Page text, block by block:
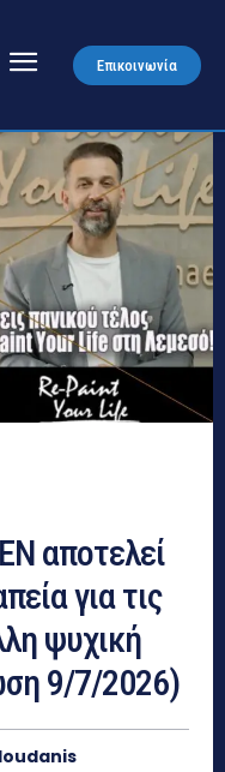
Επικοινωνία
αποτελεί
για τις
ψυχική
9/7/2026)